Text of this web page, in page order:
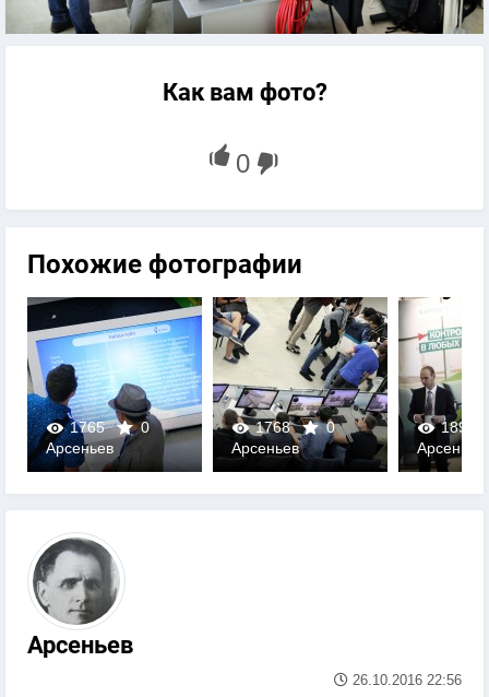
Как вам фото?
Похожие фотографии
1765
0
0
Арсеньев
1768
0
0
Арсеньев
1892
0
Арсеньев
Арсеньев
26.10.2016 22:56